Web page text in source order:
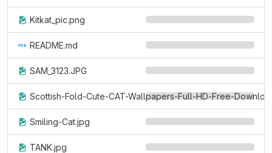
Kitkat_pic.png
README.md
SAM_3123.JPG
Scottish-Fold-Cute-CAT-Wallpapers-Full-HD-Free-
Smiling-Cat.jpg
TANK.jpg